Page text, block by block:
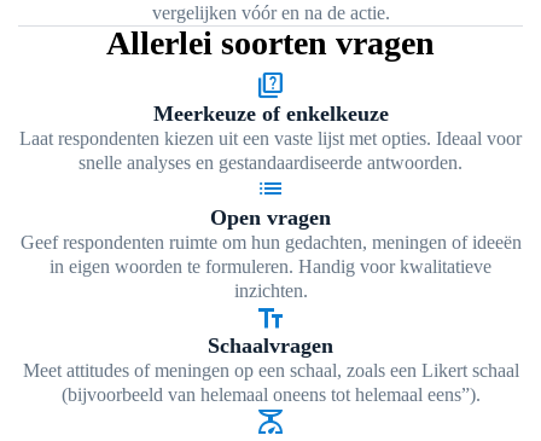
vergelijken vóór en na de actie.
Allerlei soorten vragen
quiz
Meerkeuze of enkelkeuze
Laat respondenten kiezen uit een vaste lijst met opties. Ideaal voor
snelle analyses en gestandaardiseerde antwoorden.
list
Open vragen
Geef respondenten ruimte om hun gedachten, meningen of ideeën
in eigen woorden te formuleren. Handig voor kwalitatieve
inzichten.
text_fields
Schaalvragen
Meet attitudes of meningen op een schaal, zoals een Likert schaal
(bijvoorbeeld van helemaal oneens tot helemaal eens”).
scale